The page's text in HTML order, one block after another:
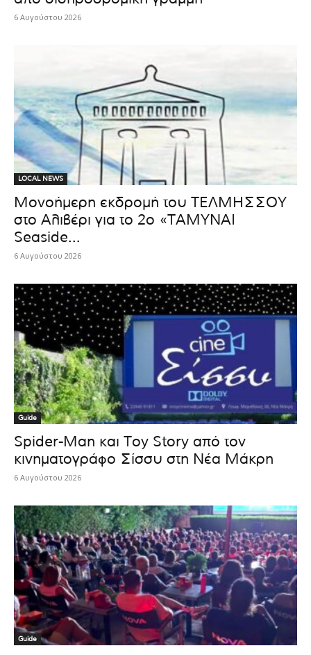
6 Αυγούστου 2026
LOCAL NEWS
Μονοήμερη εκδρομή του ΤΕΛΜΗΣΣΟΥ
στο Αλιβέρι για το 2ο «ΤΑΜΥΝΑΙ
Seaside...
6 Αυγούστου 2026
Guide
Spider-Man και Toy Story από τον
κινηματογράφο Σίσσυ στη Νέα Μάκρη
6 Αυγούστου 2026
Guide